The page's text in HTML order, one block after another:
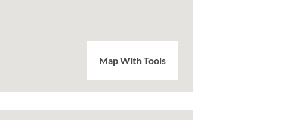
Map With Tools